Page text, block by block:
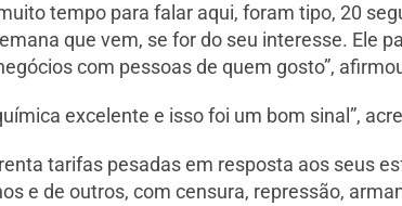
tempo para falar aqui, foram tipo, 20
que vem, se for do seu interesse. Ele
com pessoas de quem gosto”,
excelente e isso foi um bom sinal”,
tarifas pesadas em resposta aos seus
e de outros, com censura, repressão,